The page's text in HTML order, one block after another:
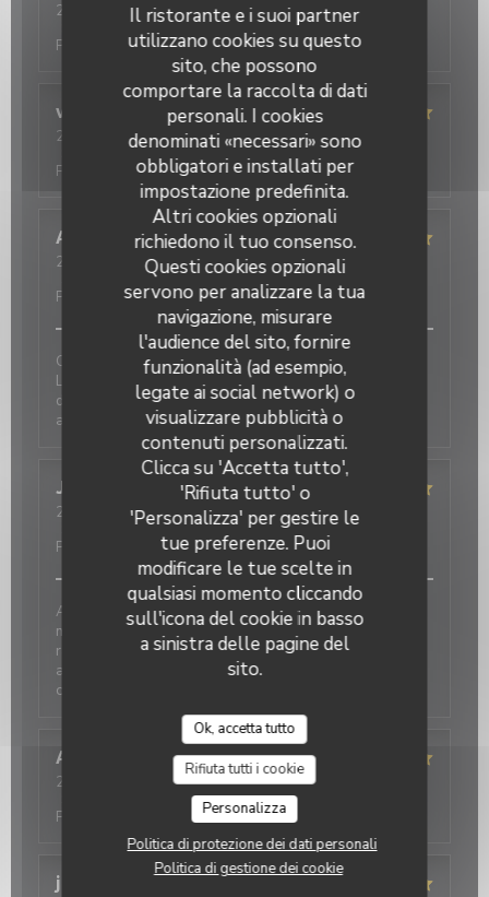
Il ristorante e i suoi partner
utilizzano cookies su questo
sito, che possono
comportare la raccolta di dati
personali. I cookies
denominati «necessari» sono
obbligatori e installati per
impostazione predefinita.
Altri cookies opzionali
richiedono il tuo consenso.
Questi cookies opzionali
servono per analizzare la tua
navigazione, misurare
l'audience del sito, fornire
funzionalità (ad esempio,
legate ai social network) o
visualizzare pubblicità o
contenuti personalizzati.
Clicca su 'Accetta tutto',
'Rifiuta tutto' o
'Personalizza' per gestire le
tue preferenze. Puoi
modificare le tue scelte in
qualsiasi momento cliccando
sull'icona del cookie in basso
a sinistra delle pagine del
sito.
Ok, accetta tutto
Rifiuta tutti i cookie
Personalizza
Politica di protezione dei dati personali
Politica di gestione dei cookie
2026-08-02 - 12:30 - Ospiti 4
5/5 Atmosfera:5 /5 Cucina:5/5 Qualità /
Prezzo
/5
virginie
2026-08-02- 12:30 - Ospiti 5
5/5 Atmosfera: 5/5 Cucina: /5 Qualità /
Prezzo
Angelica
P
2026-07-31
- 12:30 - Ospiti 3
Atmosfera: 5/5 Cucina:5/5 Qualità /
Prezzo
/5
C est toujours un plaisir de venir déjeuner ou dîner.
Les plats sont excellents : pâtes, pizzas, plat du jour,
dessert… on a tout testé et c’est un régal Notre
adresse italienne de référence
JEAN MARC
2026-08-01- 19:30 - Ospiti 2
/5 Atmosfera:5/5 Cucina:5/5 Qualità /
Prezzo
Accueil très chaleureux...lieu propre, décoration
magnifique... qualité, quantité et prix très
raisonnable.Nous avons passé un moment très
agréable et avons très bien mangé... Nous avions
choisi les pizzas traditionnelle, excellente.
Anne sophie
L
2026-08-01
- 12:45 - Ospiti 2
Atmosfera:4/5 Cucina
Prezzo
jean